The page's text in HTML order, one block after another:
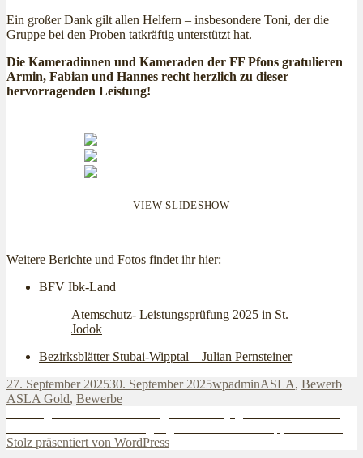
Ein großer Dank gilt allen Helfern – insbesondere Toni, der die
Gruppe bei den Proben tatkräftig unterstützt hat.
Die Kameradinnen und Kameraden der FF Pfons gratulieren
Armin, Fabian und Hannes recht herzlich zu dieser
hervorragenden Leistung!
VIEW SLIDESHOW
Weitere Berichte und Fotos findet ihr hier:
BFV Ibk-Land
Atemschutz- Leistungsprüfung 2025 in St.
Jodok
Bezirksblätter Stubai-Wipptal – Julian Pernsteiner
Veröffentlicht
am
27. September 202530. September 2025Autor
wpadminKategorien
ASLA, Bewerb
ASLA Gold, Bewerbe
Beitragsnavigation
Beitrag:
Stolz präsentiert von WordPress